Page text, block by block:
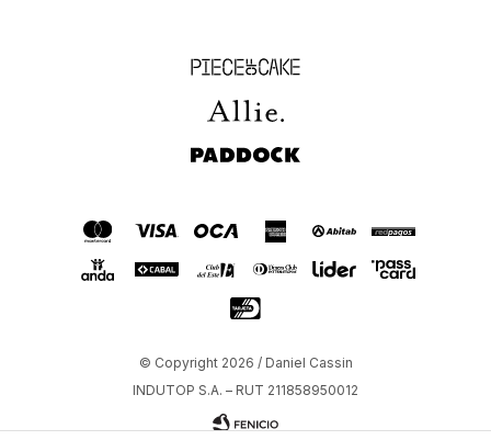
Piece of Cake
Allie
Paddock
© Copyright 2026 / Daniel Cassin
INDUTOP S.A. – RUT 211858950012